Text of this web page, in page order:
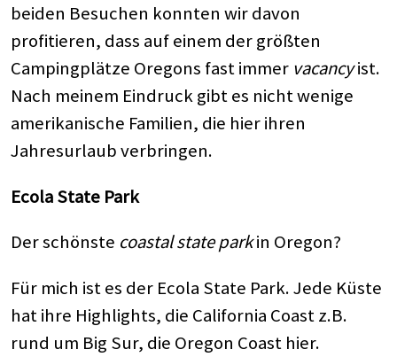
beiden Besuchen konnten wir davon
profitieren, dass auf einem der größten
Campingplätze Oregons fast immer vacancyist.
Nach meinem Eindruck gibt es nicht wenige
amerikanische Familien, die hier ihren
Jahresurlaub verbringen.
Ecola State Park
Der schönste coastal state parkin Oregon?
Für mich ist es der Ecola State Park. Jede Küste
hat ihre Highlights, die California Coast z.B.
rund um Big Sur, die Oregon Coast hier.